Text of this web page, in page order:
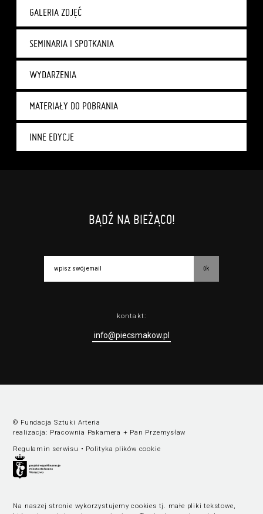
GALERIA ZDJĘĆ
SEMINARIA I SPOTKANIA
WYDARZENIA
MATERIAŁY DO POBRANIA
INNE EDYCJE
BĄDŹ NA BIEŻĄCO!
ok
kontakt:
info@piecsmakow.pl
© Fundacja Sztuki Arteria
realizacja: Pracownia Pakamera + Pan Przemysław
Regulamin serwisu • Polityka plików cookie
Na naszej stronie wykorzystujemy cookies tj. małe pliki tekstowe,